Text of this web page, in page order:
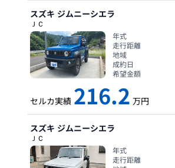
スズキ ジムニーシエラ
ＪＣ
年式
走行距離
地域
成約日
希望金額
セルカ実績 216.2 万円
スズキ ジムニーシエラ
ＪＣ
年式
走行距離